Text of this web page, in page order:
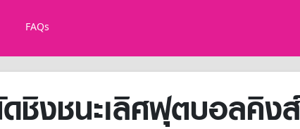
FAQs
งชนะเลิศฟุตบอลคิง